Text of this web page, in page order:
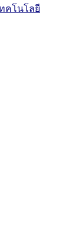
คโนโลยี